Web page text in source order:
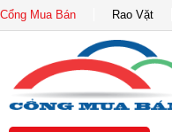
Cổng Mua Bán Rao Vặt